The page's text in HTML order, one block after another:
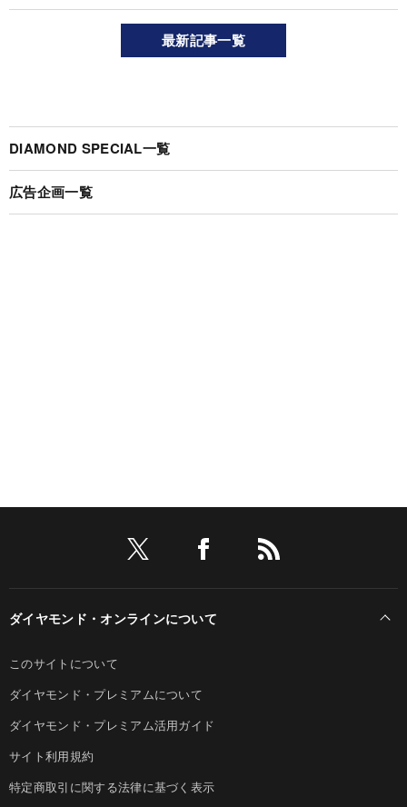
最新記事一覧
DIAMOND SPECIAL一覧
広告企画一覧
ダイヤモンド・オンラインについて
このサイトについて
ダイヤモンド・プレミアムについて
ダイヤモンド・プレミアム活用ガイド
サイト利用規約
特定商取引に関する法律に基づく表示